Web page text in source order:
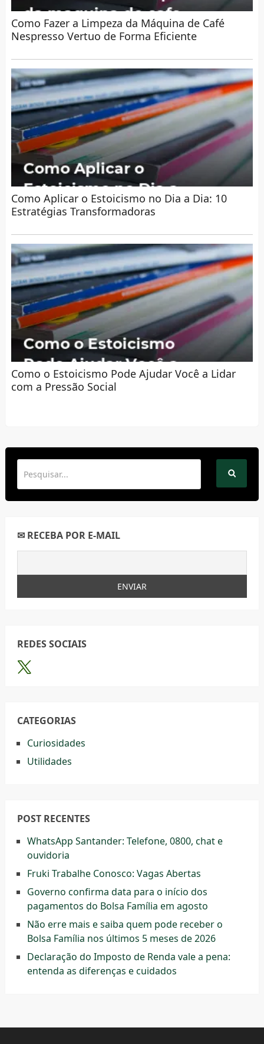
Como Fazer a Limpeza da Máquina de Café
Nespresso Vertuo de Forma Eficiente
Como Aplicar o Estoicismo no Dia a Dia: 10
Estratégias Transformadoras
Como o Estoicismo Pode Ajudar Você a Lidar
com a Pressão Social
✉ RECEBA POR E-MAIL
REDES SOCIAIS
CATEGORIAS
Curiosidades
Utilidades
POST RECENTES
WhatsApp Santander: Telefone, 0800, chat e
ouvidoria
Fruki Trabalhe Conosco: Vagas Abertas
Governo confirma data para o início dos
pagamentos do Bolsa Família em agosto
Não erre mais e saiba quem pode receber o
Bolsa Família nos últimos 5 meses de 2026
Declaração do Imposto de Renda vale a pena:
entenda as diferenças e cuidados